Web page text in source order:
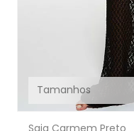
Saia Carmem Preto